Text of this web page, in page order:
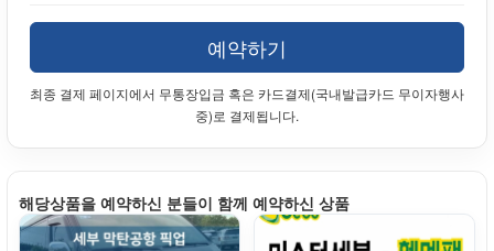
예약하기
최종 결제 페이지에서 무통장입금 혹은 카드결제(국내발급카드 무이자행사
중)로 결제됩니다.
해당상품을 예약하신 분들이 함께 예약하신 상품